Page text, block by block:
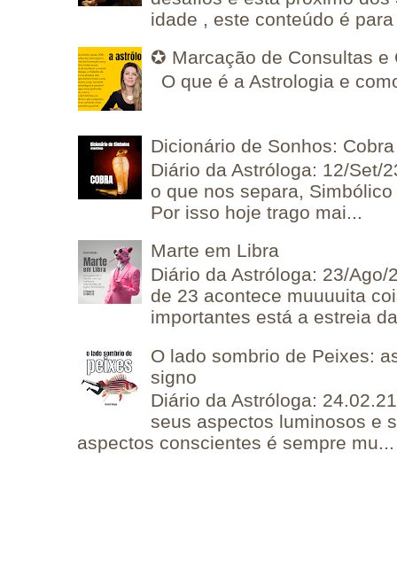
idade , este conteúdo é
✪ Marcação de Consultas e
O que é a Astrologia e
Dicionário de Sonhos: Cobra
Diário da Astróloga: 12/Set/
o que nos separa,
Por isso hoje trago mai...
Marte em Libra
Diário da Astróloga: 23/
de 23 acontece muuuuita
importantes está a estreia
O lado sombrio de Peixes:
signo
Diário da Astróloga:
seus aspectos luminosos e
aspectos conscientes é sempre mu...